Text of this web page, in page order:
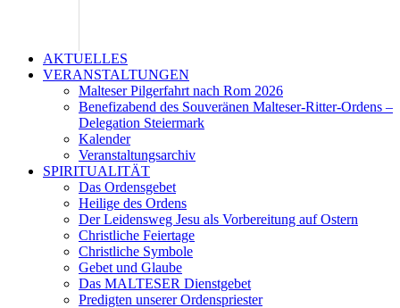
AKTUELLES
VERANSTALTUNGEN
Malteser Pilgerfahrt nach Rom 2026
Benefizabend des Souveränen Malteser-Ritter-Ordens –
Delegation Steiermark
Kalender
Veranstaltungsarchiv
SPIRITUALITÄT
Das Ordensgebet
Heilige des Ordens
Der Leidensweg Jesu als Vorbereitung auf Ostern
Christliche Feiertage
Christliche Symbole
Gebet und Glaube
Das MALTESER Dienstgebet
Predigten unserer Ordenspriester